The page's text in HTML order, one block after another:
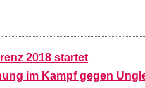
2018 startet
im Kampf gegen